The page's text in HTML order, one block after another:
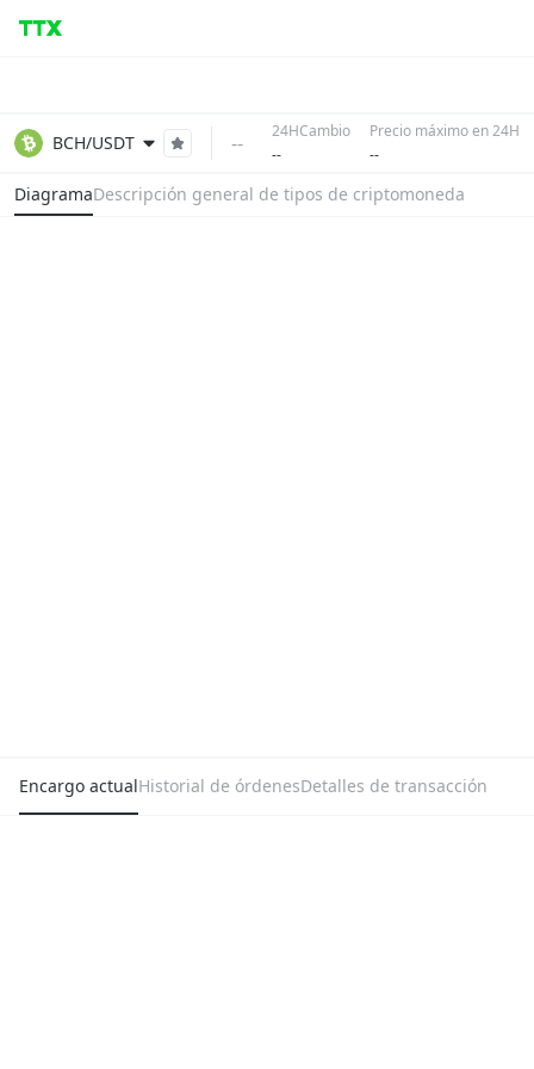
BCH/USDT --
24HCambio
--
Precio máximo en 24H
--
DiagramaDescripción general de tipos de criptomoneda
Encargo actualHistorial de órdenesDetalles de transacción